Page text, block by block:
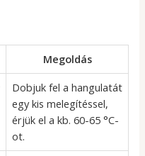
Megoldás
Dobjuk fel a hangulatát
egy kis melegítéssel,
érjük el a kb. 60-65 °C-
ot.